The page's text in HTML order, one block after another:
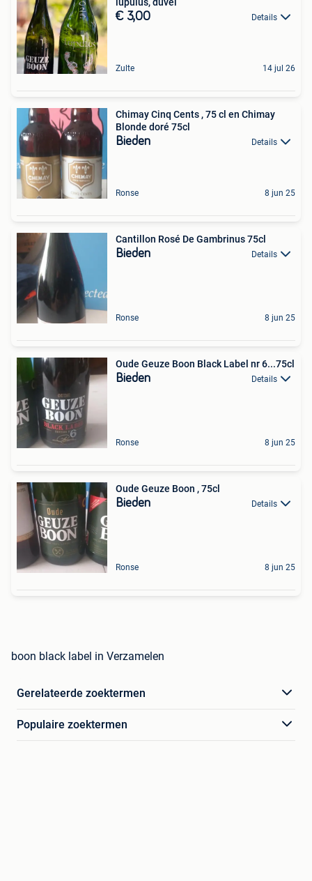
€ 3,00 Details
Zulte 14 jul 26
Chimay Cinq Cents , 75 cl en Chimay
Blonde doré 75cl
Bieden Details
Ronse 8 jun 25
Cantillon Rosé De Gambrinus 75cl
Bieden Details
Ronse 8 jun 25
Oude Geuze Boon Black Label nr 6...75cl
Bieden Details
Ronse 8 jun 25
Oude Geuze Boon , 75cl
Bieden Details
Ronse 8 jun 25
boon black label in Verzamelen
Gerelateerde zoektermen
Populaire zoektermen